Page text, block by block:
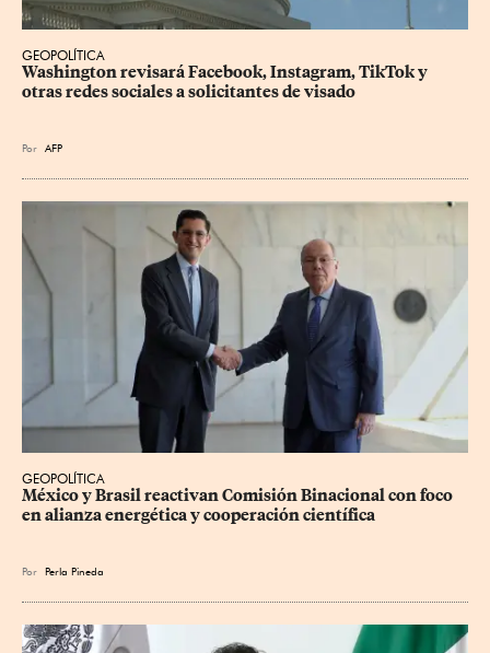
GEOPOLÍTICA
Washington revisará Facebook, Instagram, TikTok y
otras redes sociales a solicitantes de visado
Por AFP
GEOPOLÍTICA
México y Brasil reactivan Comisión Binacional con foco
en alianza energética y cooperación científica
Por Perla Pineda